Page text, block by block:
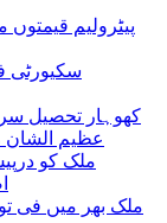
پیٹرولیم
عظیم الشان محفل
ملک کو
ملک بھر میں فی